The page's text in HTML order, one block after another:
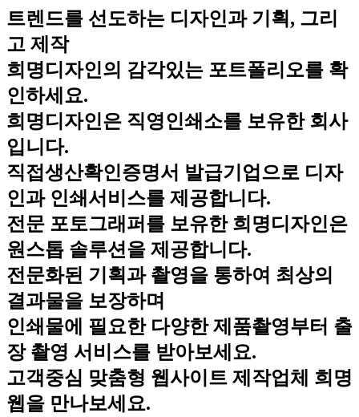
트렌드를 선도하는 디자인과 기획, 그리
고 제작
희명디자인의 감각있는 포트폴리오를 확
인하세요.
희명디자인은 직영인쇄소를 보유한 회사
입니다.
직접생산확인증명서 발급기업으로 디자
인과 인쇄서비스를 제공합니다.
전문 포토그래퍼를 보유한 희명디자인은
원스톱 솔루션을 제공합니다.
전문화된 기획과 촬영을 통하여 최상의
결과물을 보장하며
인쇄물에 필요한 다양한 제품촬영부터 출
장 촬영 서비스를 받아보세요.
고객중심 맞춤형 웹사이트 제작업체 희명
웹을 만나보세요.